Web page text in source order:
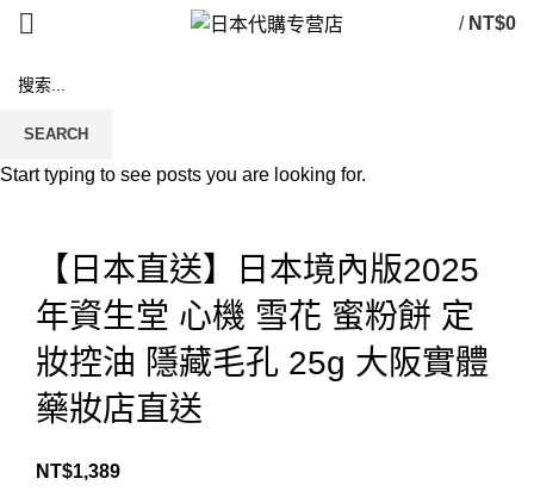
/ NT$0
【日本直送】日本境內版2025
年資生堂 心機 雪花 蜜粉餅 定
妝控油 隱藏毛孔 25g 大阪實體
藥妝店直送
NT$1,389
SEARCH
Start typing to see posts you are looking for.